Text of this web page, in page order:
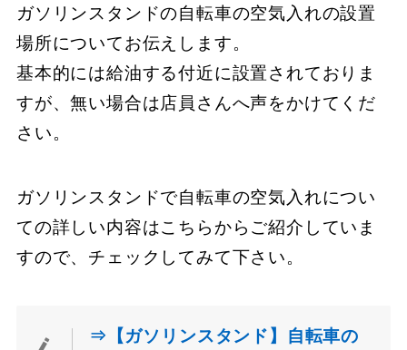
ガソリンスタンドの自転車の空気入れの設置
場所についてお伝えします。
基本的には給油する付近に設置されておりま
すが、無い場合は店員さんへ声をかけてくだ
さい。
ガソリンスタンドで自転車の空気入れについ
ての詳しい内容はこちらからご紹介していま
すので、チェックしてみて下さい。
⇒【ガソリンスタンド】自転車の